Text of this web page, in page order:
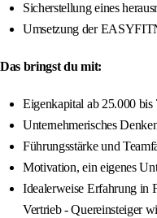
Sicherstellung eines
Umsetzung der
Das bringst du mit:
Eigenkapital ab 25.000 bis
Unternehmerisches
Führungsstärke und
Motivation, ein eigenes
Idealerweise Erfahrung in
Vertrieb - Quereinsteiger